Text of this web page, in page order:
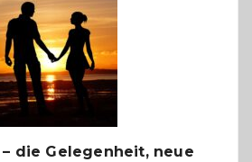
die Gelegenheit, neue